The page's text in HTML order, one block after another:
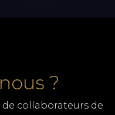
?
collaborateurs de